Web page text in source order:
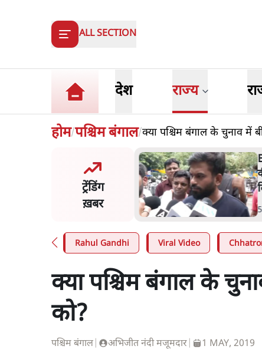
ALL SECTION
देश राज्य
होम/पश्चिम बंगाल/क्या पश्चिम बंगाल के चुनाव में
ट्रेंडिंग
ख़बर
मोदी ‘गॉडफादर’ भागवत
Z पर सलाह मानेंः अभिजीत
Rahul Gandhi Viral Video
क्या पश्चिम बंगाल के
को?
पश्चिम बंगाल अभिजीत नंदी मजूमदार 1 MAY, 2019